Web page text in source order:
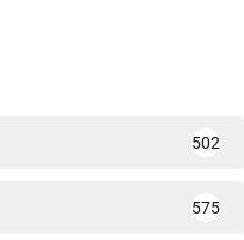
502
575